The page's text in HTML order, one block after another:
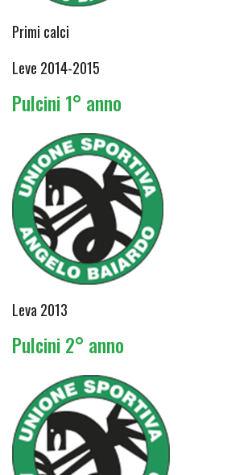
Primi calci
Leve 2014-2015
Pulcini 1° anno
Leva 2013
Pulcini 2° anno